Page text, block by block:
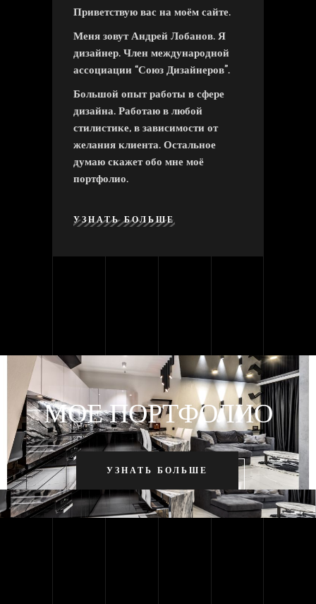
Приветствую вас на моём сайте.
Меня зовут Андрей Лобанов. Я
дизайнер. Член международной
ассоциации “Союз Дизайнеров”.
Большой опыт работы в сфере
дизайна. Работаю в любой
стилистике, в зависимости от
желания клиента. Остальное
думаю скажет обо мне моё
портфолио.
УЗНАТЬ БОЛЬШЕ
МОЕ ПОРТФОЛИО
УЗНАТЬ БОЛЬШЕ